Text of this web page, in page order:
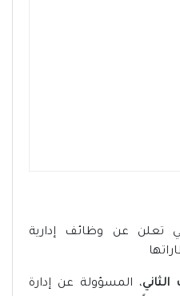
تعلن عن وظائف إدارية
، المسؤولة عن إدارة